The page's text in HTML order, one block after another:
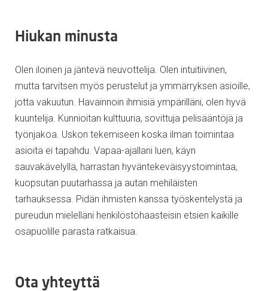
Hiukan minusta
Olen iloinen ja jäntevä neuvottelija. Olen intuitiivinen,
mutta tarvitsen myös perustelut ja ymmärryksen asioille,
jotta vakuutun. Havainnoin ihmisiä ympärilläni, olen hyvä
kuuntelija. Kunnioitan kulttuuria, sovittuja pelisääntöjä ja
työnjakoa. Uskon tekemiseen koska ilman toimintaa
asioita ei tapahdu. Vapaa-ajallani luen, käyn
sauvakävelyllä, harrastan hyväntekeväisyystoimintaa,
kuopsutan puutarhassa ja autan mehiläisten
tarhauksessa. Pidän ihmisten kanssa työskentelystä ja
pureudun mielelläni henkilöstöhaasteisin etsien kaikille
osapuolille parasta ratkaisua.
Ota yhteyttä